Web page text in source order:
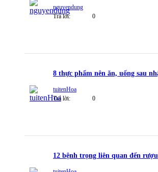
nguyendung
Trả lời:
0
8 thực phẩm nên ăn, uống sau
tuitenHoa
Trả lời:
0
12 bệnh trọng liên quan đến rượu